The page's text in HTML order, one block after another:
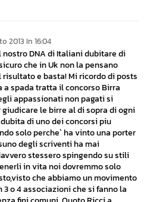
2013 In 16:04
nostro DNA di Italiani dubitare di
che in Uk non la pensano
e basta! Mi ricordo di posts
a spada tratta il concorso Birra
appassionati non pagati si
le birre al di sopra di ogni
di uno dei concorsi piu
solo perche` ha vinto una porter
degli scriventi ha mai
stessero spingendo su stili
in vita noi dovremmo solo
che abbiamo un movimento
o 4 associazioni che si fanno la